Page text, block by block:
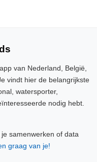
van Nederland, België,
vindt hier de belangrijkste
watersporter,
nodig hebt.
samenwerken of data
graag van je!